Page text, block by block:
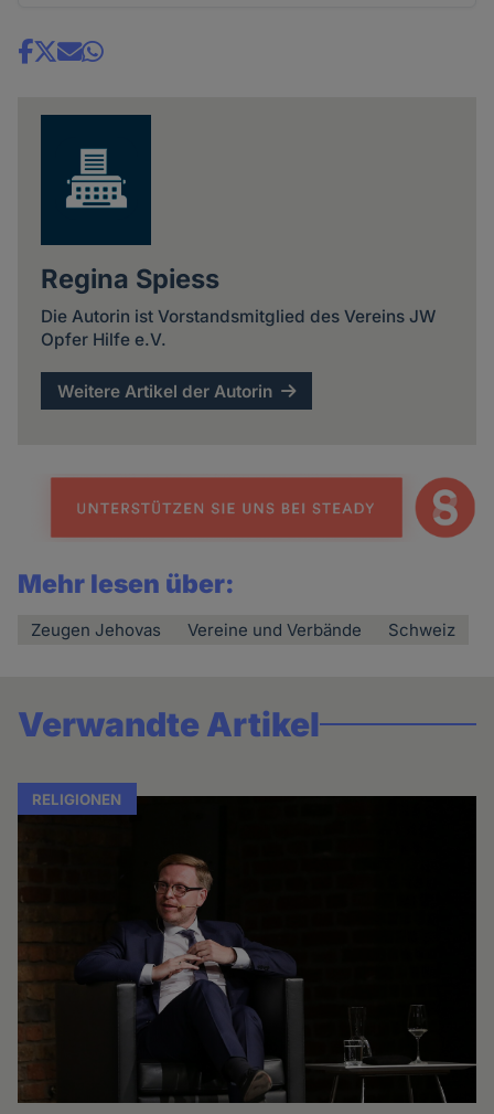
Share
Regina Spiess
Die Autorin ist Vorstandsmitglied des Vereins JW
Opfer Hilfe e.V.
Weitere Artikel der Autorin
Mehr lesen über:
Zeugen Jehovas Vereine und Verbände Schweiz
Verwandte Artikel
RELIGIONEN